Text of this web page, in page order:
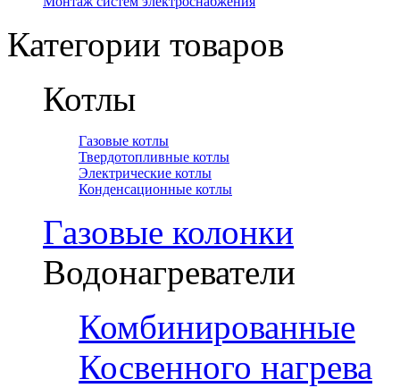
Категории товаров
Котлы
Газовые котлы
Твердотопливные котлы
Электрические котлы
Конденсационные котлы
Газовые колонки
Водонагреватели
Комбинированные
Косвенного нагрева